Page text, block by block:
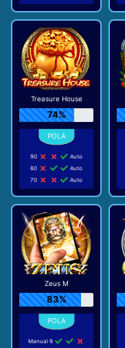
Treasure House
74%
90
Auto
80
Auto
70
Auto
Zeus M
83%
Manual 9